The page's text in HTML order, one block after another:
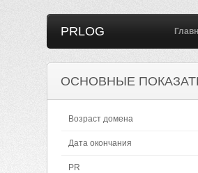
PRLOG
ОСНОВНЫЕ
Возраст домена
Дата окончания
PR